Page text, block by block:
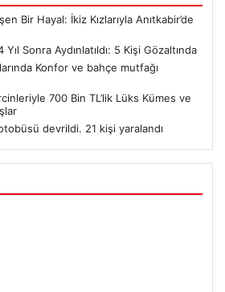
Bir Hayal: İkiz Kızlarıyla Anıtkabir’de
Sonra Aydınlatıldı: 5 Kişi Gözaltında
Konfor ve bahçe mutfağı
700 Bin TL’lik Lüks Kümes ve
devrildi. 21 kişi yaralandı